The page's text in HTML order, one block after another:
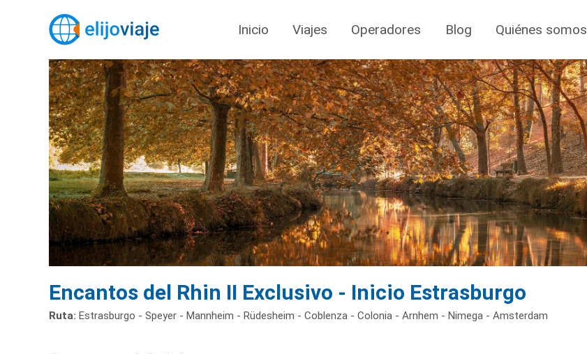
Inicio Viajes Operadores Blog Quiénes somos
Encantos del Rhin II Exclusivo - Inicio Estrasburgo
Ruta: Estrasburgo - Speyer - Mannheim - Rüdesheim - Coblenza - Colonia - Arnhem - Nimega - Amsterdam